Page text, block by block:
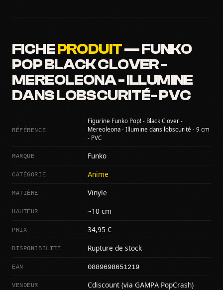
FICHEPRODUIT— FUNKO
POP BLACK CLOVER -
MEREOLEONA - ILLUMINE
DANS LOBSCURITÉ- PVC
RÉFÉRENCE
Figurine Funko Pop! - Black Clover -
Mereoleona - Illumine dans lobscurité - 9 cm
- PVC
MARQUE Funko
CATÉGORIE Anime
MATIÈRE Vinyle
HAUTEUR ~10 cm
PRIX 34,95 €
DISPONIBILITÉ Rupture de stock
EAN 0889698651219
VENDEUR Cdiscount (via GAMPA PopCrash)